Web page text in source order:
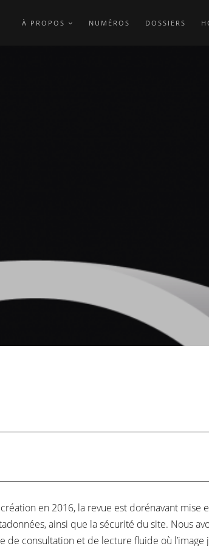
À PROPOS NUMÉROS DOSSIERS
en 2016, la revue est dorénavant mise
ainsi que la sécurité du site. Nous
consultation et de lecture fluide où l’image